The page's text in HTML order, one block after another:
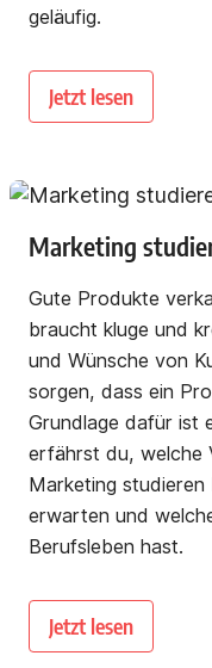
geläufig.
Jetzt lesen
Marketing
Gute Produkte
braucht kluge und
und Wünsche von
sorgen, dass ein
Grundlage dafür ist
erfährst du, welche
Marketing
erwarten und
Berufsleben hast.
Jetzt lesen